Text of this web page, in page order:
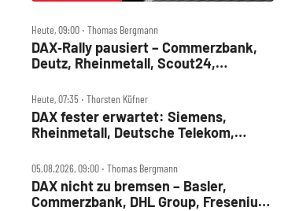
Heute, 09:00 ‧ Thomas Bergmann
DAX‑Rally pausiert – Commerzbank,
Deutz, Rheinmetall, Scout24,
Check
Heute, 07:35 ‧ Thorsten Küfner
DAX fester erwartet: Siemens,
Rheinmetall, Deutsche Telekom,
05.08.2026, 09:00 ‧ Thomas Bergmann
DAX nicht zu bremsen – Basler,
Commerzbank, DHL Group, Fresenius,